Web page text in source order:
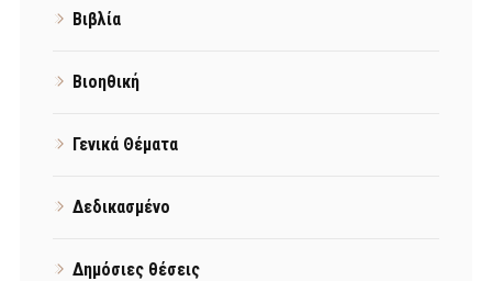
Βιβλία
Βιοηθική
Γενικά Θέματα
Δεδικασμένο
Δημόσιες θέσεις